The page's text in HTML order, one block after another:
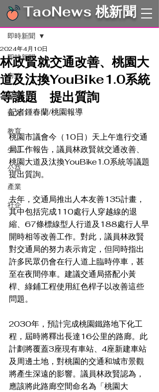
TaoNews 桃新聞
文章
即時新聞
市政
財經
藝文
教育
生活
公益
產業
社企
即時新聞
林政賢就交通改善、桃園大
道及汰換YouBike1.0系統
等議題 提出質詢
2024年4月10日
記者鍾春蘭/桃園報導
桃園市議會今（10日）天上午進行交通
局工作報告，議員林政賢就交通改善、
桃園大道及汰換YouBike1.0系統等議題
提出質詢。
去年，交通局推出人本友善135計畫，
其中包括完成110處行人穿越線的退
縮、67條標線型人行道及188處行人早
開時相等改善工作。對此，議員林政賢
對交通局的努力表示肯定，但同時指出
許多民眾仍會在行人道上臨時停車，甚
至在夜間停車。建議交通局搭配小黃
桿、綠鋪工程使用紅色桿子以改善這些
問題。
2030年，預計完成桃園鐵路地下化工
程，屆時將釋出長達16公里的路廊。此
計劃將覆蓋3座現有車站、4座新建車站
及周邊土地，對桃園的交通和城市景觀
將產生深遠的影響。議員林政賢認為，
應該將此路廊空間命名為「桃園大